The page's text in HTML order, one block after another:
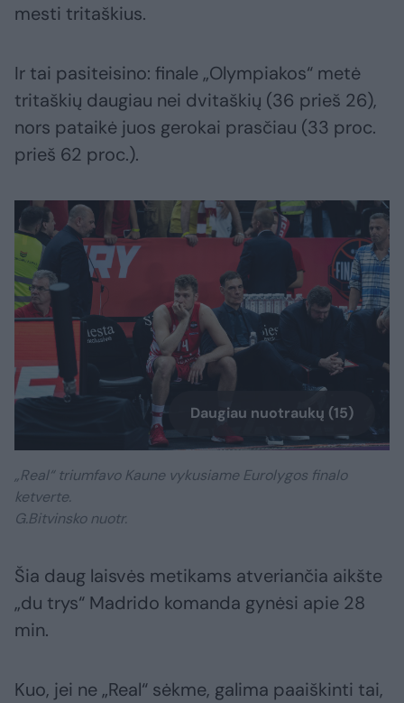
mesti tritaškius.
Ir tai pasiteisino: finale „Olympiakos“ metė
tritaškių daugiau nei dvitaškių (36 prieš 26),
nors pataikė juos gerokai prasčiau (33 proc.
prieš 62 proc.).
Daugiau nuotraukų (15)
„Real“ triumfavo Kaune vykusiame Eurolygos finalo
ketverte.
G.Bitvinsko nuotr.
Šia daug laisvės metikams atveriančia aikšte
„du trys“ Madrido komanda gynėsi apie 28
min.
Kuo, jei ne „Real“ sėkme, galima paaiškinti tai,